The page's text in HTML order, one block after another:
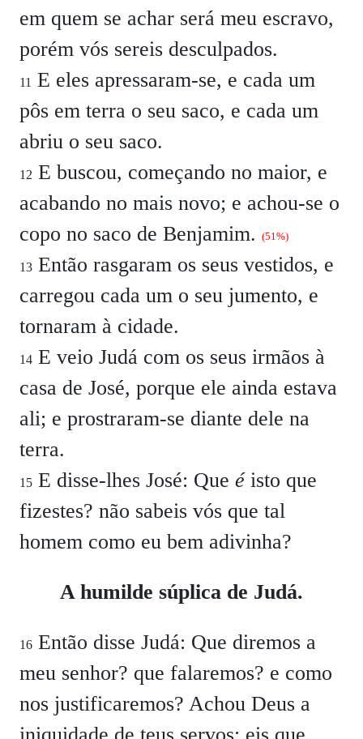
em quem se achar será meu escravo,
porém vós sereis desculpados.
11 E eles apressaram-se, e cada um
pôs em terra o seu saco, e cada um
abriu o seu saco.
12 E buscou, começando no maior, e
acabando no mais novo; e achou-se o
copo no saco de Benjamim. (51%)
13 Então rasgaram os seus vestidos, e
carregou cada um o seu jumento, e
tornaram à cidade.
14 E veio Judá com os seus irmãos à
casa de José, porque ele ainda estava
ali; e prostraram-se diante dele na
terra.
15 E disse-lhes José: Que éisto que
fizestes? não sabeis vós que tal
homem como eu bem adivinha?
A humilde súplica de Judá.
16 Então disse Judá: Que diremos a
meu senhor? que falaremos? e como
nos justificaremos? Achou Deus a